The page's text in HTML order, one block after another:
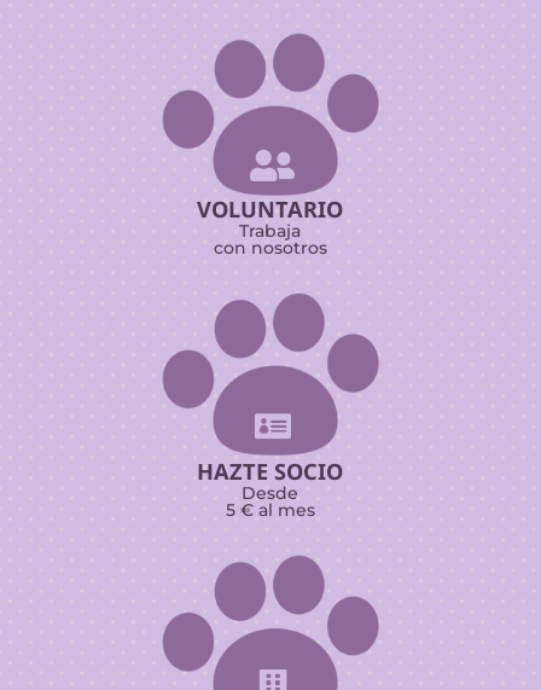

VOLUNTARIO
Trabaja
con nosotros

HAZTE SOCIO
Desde
5 € al mes